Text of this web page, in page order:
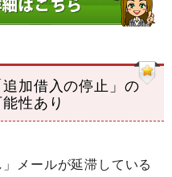
加借入の停止」の
性あり
メールが延滞している